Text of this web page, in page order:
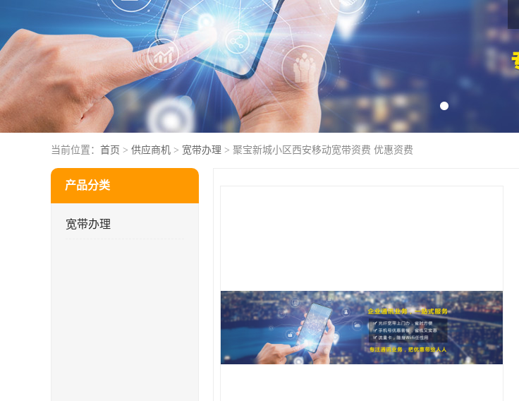
当前位置： 首页 > 供应商机 > 宽带办理 > 聚宝新城小区西安移动宽带资费 优惠资费
产品分类
宽带办理